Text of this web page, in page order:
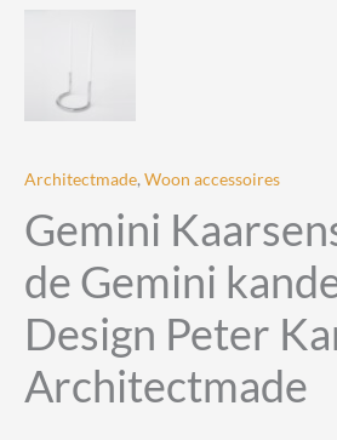
Architectmade, Woon accessoires
Gemini
de Gemini
Design Peter
Architectmade